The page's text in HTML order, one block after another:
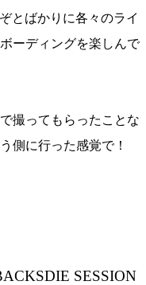
とばかりに各々のライ
ーディングを楽しんで
撮ってもらったことな
側に行った感覚で！
SESSION